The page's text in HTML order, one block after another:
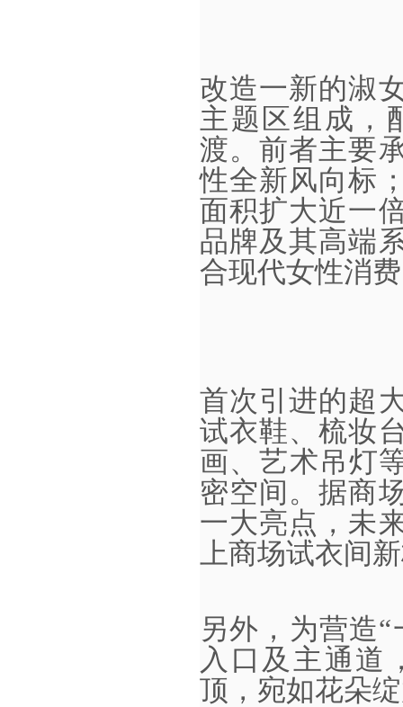
改造一新的淑
主题区组成，
渡。前者主要
性全新风向标
面积扩大近一
品牌及其高端
合现代女性消
首次引进的超
试衣鞋、梳妆
画、艺术吊灯
密空间。据商
一大亮点，未
上商场试衣间
另外，为营造“
入口及主通道
顶，宛如花朵